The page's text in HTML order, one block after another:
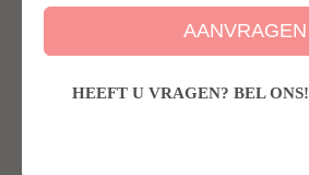
AANVRAGEN
HEEFT U VRAGEN? BEL ONS!